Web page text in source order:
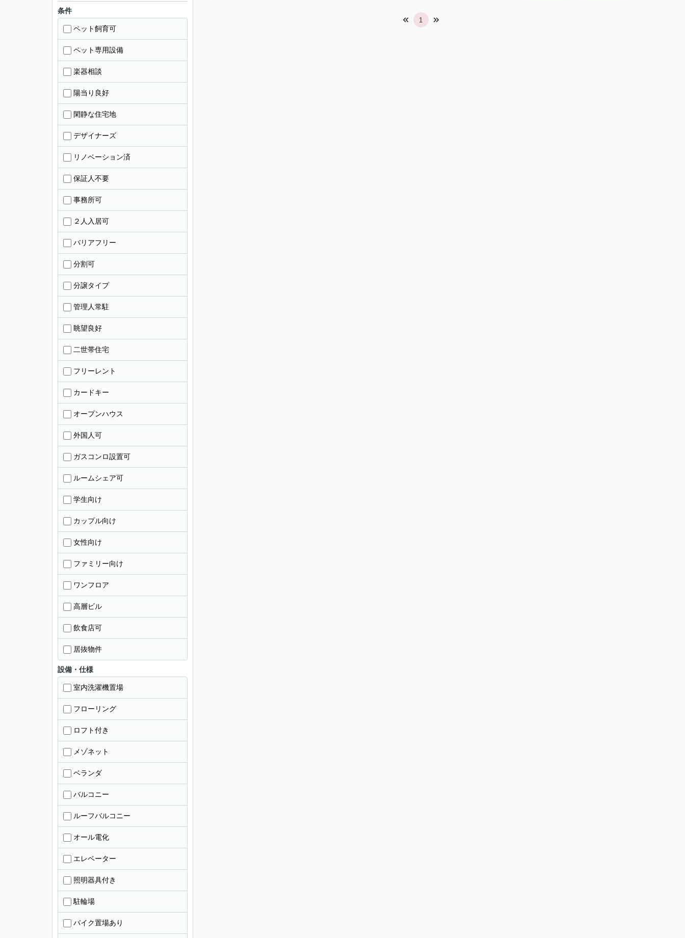
1
条件
ペット飼育可
ペット専用設備
楽器相談
陽当り良好
閑静な住宅地
デザイナーズ
リノベーション済
保証人不要
事務所可
２人入居可
バリアフリー
分割可
分譲タイプ
管理人常駐
眺望良好
二世帯住宅
フリーレント
カードキー
オープンハウス
外国人可
ガスコンロ設置可
ルームシェア可
学生向け
カップル向け
女性向け
ファミリー向け
ワンフロア
高層ビル
飲食店可
居抜物件
設備・仕様
室内洗濯機置場
フローリング
ロフト付き
メゾネット
ベランダ
バルコニー
ルーフバルコニー
オール電化
エレベーター
照明器具付き
駐輪場
バイク置場あり